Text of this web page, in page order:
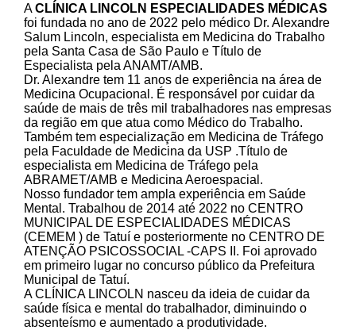
ACLÍNICA LINCOLN ESPECIALIDADES MÉDICAS
foi fundada no ano de 2022 pelo médico Dr. Alexandre
Salum Lincoln, especialista em Medicina do Trabalho
pela Santa Casa de São Paulo e Título de
Especialista pela ANAMT/AMB.
Dr. Alexandre tem 11 anos de experiência na área de
Medicina Ocupacional. É responsável por cuidar da
saúde de mais de três mil trabalhadores nas empresas
da região em que atua como Médico do Trabalho.
Também tem especialização em Medicina de Tráfego
pela Faculdade de Medicina da USP .Título de
especialista em Medicina de Tráfego pela
ABRAMET/AMB e Medicina Aeroespacial.
Nosso fundador tem ampla experiência em Saúde
Mental. Trabalhou de 2014 até 2022 no CENTRO
MUNICIPAL DE ESPECIALIDADES MÉDICAS
(CEMEM ) de Tatuí e posteriormente no CENTRO DE
ATENÇÃO PSICOSSOCIAL -CAPS II. Foi aprovado
em primeiro lugar no concurso público da Prefeitura
Municipal de Tatuí.
A CLÍNICA LINCOLN nasceu da ideia de cuidar da
saúde física e mental do trabalhador, diminuindo o
absenteísmo e aumentado a produtividade.